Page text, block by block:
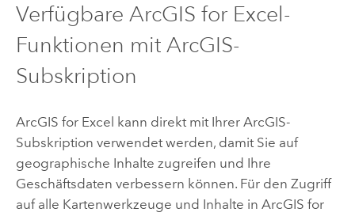
Verfügbare ArcGIS for Excel-
Funktionen mit ArcGIS-
Subskription
ArcGIS for Excel kann direkt mit Ihrer ArcGIS-
Subskription verwendet werden, damit Sie auf
geographische Inhalte zugreifen und Ihre
Geschäftsdaten verbessern können. Für den Zugriff
auf alle Kartenwerkzeuge und Inhalte in ArcGIS for